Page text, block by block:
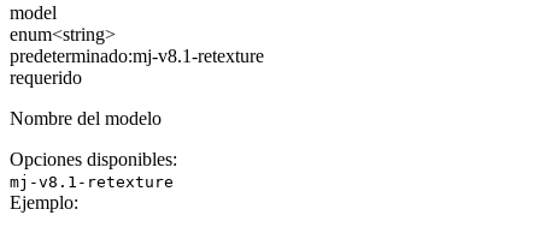
model
enum<string>
predeterminado:mj-v8.1-retexture
requerido
Nombre del modelo
Opciones disponibles:
mj-v8.1-retexture
Ejemplo: